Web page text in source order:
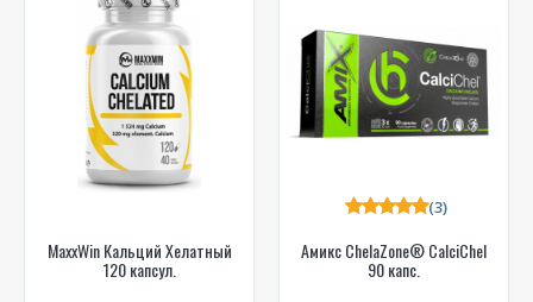
MaxxWin Кальций Хелатный
120 капсул.
Амикс ChelaZone® CalciChel
90 капс.
(3)